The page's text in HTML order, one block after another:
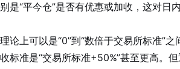
是“平今仓”是否有优惠或加收，这对日
论上可以是“0”到“数倍于交易所标准”
标准是“交易所标准+50%”甚至更高。